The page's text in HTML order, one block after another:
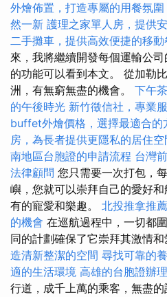
外燴佈置，打造專屬的用餐氛圍
然一新 護理之家單人房，提供
二手攤車，提供高效便捷的移
來，我將繼續開發每個運輸公
的功能可以看到本文。 從加勒
洲，有無窮無盡的機會。 下午
的午後時光 新竹徵信社，專業
buffet外燴價格，選擇最適合的
房，為長者提供更隱私的居住空
南地區台胞證的申請流程 台灣
法律顧問 您只需要一次打包，
嶼，您就可以崇拜自己的愛好
有的寵愛和樂趣。 北投推拿推薦
的機會 在巡航過程中，一切都
同的計劃確保了它崇拜其激情和
造清新整潔的空間 尋找可靠的
適的生活環境 高雄的台胞證辦
行道，成千上萬的乘客，無盡的